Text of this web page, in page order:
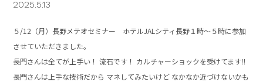
2025.5.13
５/12（月）長野メテオセミナー ホテルJALシティ長野１時〜５時に参加
させていただきました。
長門さんは全てが上手い！ 流石です！ カルチャーショックを受けてます‼️
長門さんは上手な技術だから マネしてみたいけど なかなか近づけないかも